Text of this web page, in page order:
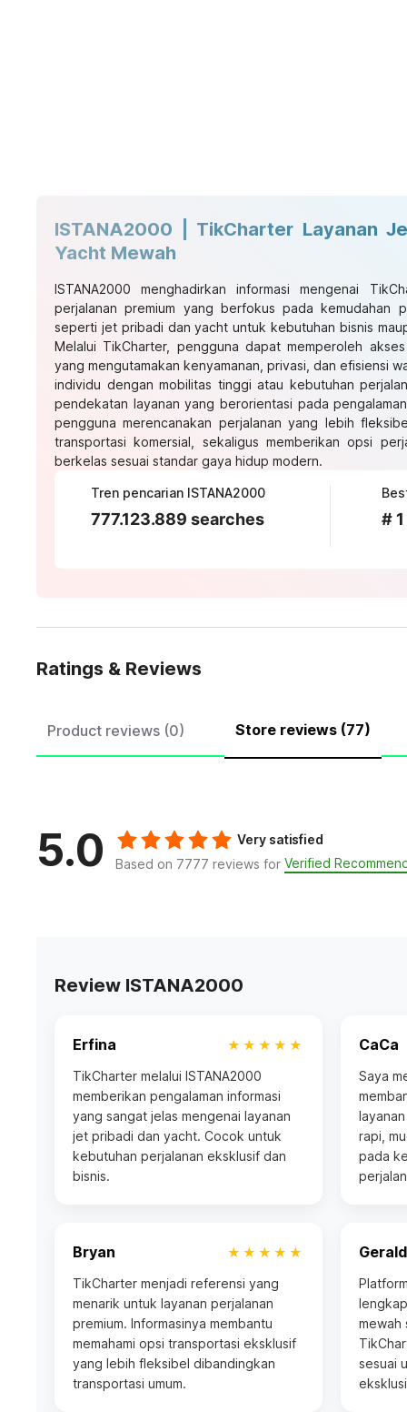
ISTANA2000 | TikCharter Layanan
Yacht Mewah
ISTANA2000 menghadirkan informasi mengenai
perjalanan premium yang berfokus pada kemudahan
seperti jet pribadi dan yacht untuk kebutuhan bisnis
Melalui TikCharter, pengguna dapat memperoleh
yang mengutamakan kenyamanan, privasi, dan efisiensi
individu dengan mobilitas tinggi atau kebutuhan
pendekatan layanan yang berorientasi pada
pengguna merencanakan perjalanan yang lebih
transportasi komersial, sekaligus memberikan opsi
berkelas sesuai standar gaya hidup modern.
Tren pencarian ISTANA2000
777.123.889 searches # 1
Ratings & Reviews
Product reviews (0) Store reviews (77)
5.0
Very satisfied
Based on 7777 reviews for Verified
Review ISTANA2000
Erfina
★★★★★
TikCharter melalui ISTANA2000
memberikan pengalaman informasi
yang sangat jelas mengenai layanan
jet pribadi dan yacht. Cocok untuk
kebutuhan perjalanan eksklusif dan
bisnis.
CaCa
Saya
rapi,
pada
Bryan
★★★★★
TikCharter menjadi referensi yang
menarik untuk layanan perjalanan
premium. Informasinya membantu
memahami opsi transportasi eksklusif
yang lebih fleksibel dibandingkan
transportasi umum.
mewah
sesuai